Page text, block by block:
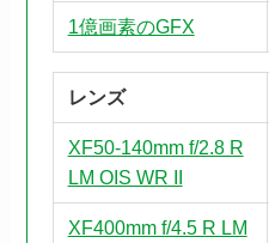
1億画素のGFX
レンズ
XF50-140mm f/2.8 R
LM OIS WR II
XF400mm f/4.5 R LM